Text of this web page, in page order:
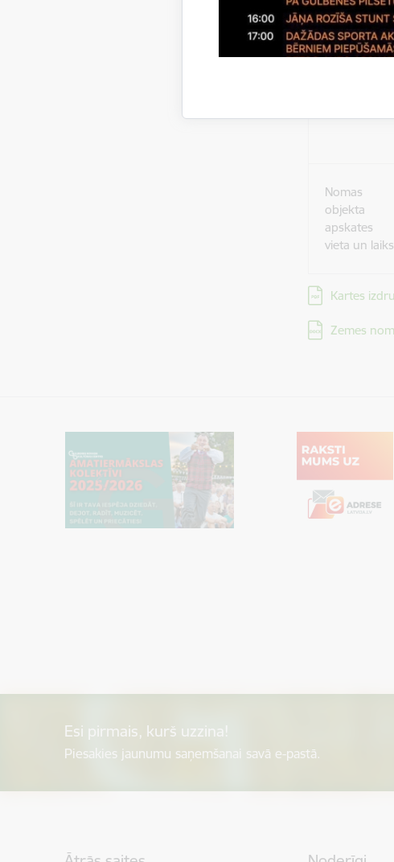
Nomas
pieteikumu
Nomas
objekta
apskates
vieta un laiks
Lejupielādēt:
Kartes
Lejupielādēt:
Zemes
Esi pirmais, kurš uzzina!
Piesakies jaunumu saņemšanai savā e-pastā.